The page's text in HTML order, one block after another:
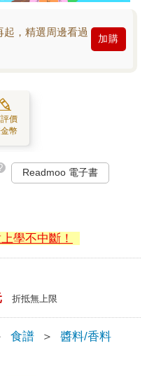
，精選周邊看過
加購
價
幣
Readmoo 電子書
學不中斷！
折抵無上限
食譜 ＞ 醬料/香料